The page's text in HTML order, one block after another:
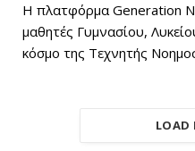
Η πλατφόρμα Generation
μαθητές Γυμνασίου,
κόσμο της Τεχνητής
LOAD